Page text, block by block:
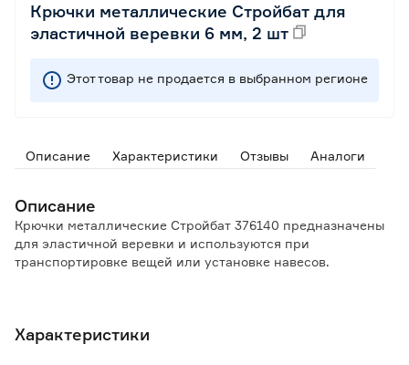
Крючки металлические Стройбат для
эластичной веревки 6 мм, 2 шт
Этот товар не продается в выбранном регионе
Описание Характеристики Отзывы Аналоги
Описание
Крючки металлические Стройбат 376140 предназначены
для эластичной веревки и используются при
транспортировке вещей или установке навесов.
Характеристики